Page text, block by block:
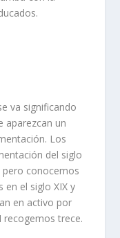
va significando
aparezcan un
Los
del siglo
pero conocemos
en el siglo XIX y
en activo por
recogemos trece.